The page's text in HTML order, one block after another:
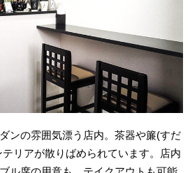
ンの雰囲気漂う店内。茶器や簾(すだ
リアが散りばめられています。店内